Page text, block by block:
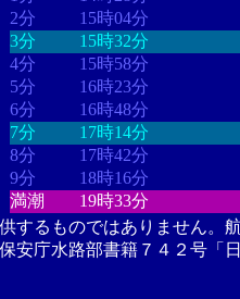
2分
15時04分
3分
15時32分
4分
15時58分
5分
16時23分
6分
16時48分
7分
17時14分
8分
17時42分
9分
18時16分
満潮
19時33分
するものではありません。
安庁水路部書籍７４２号「